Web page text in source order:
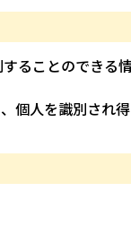
ることのできる
個人を識別され得